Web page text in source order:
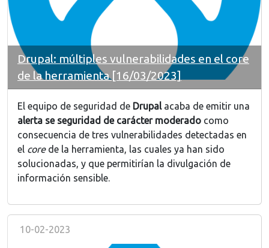
Drupal: múltiples vulnerabilidades en el core
de la herramienta [16/03/2023]
El equipo de seguridad de Drupalacaba de emitir una
alerta se seguridad de carácter moderado como
consecuencia de tres vulnerabilidades detectadas en
el core de la herramienta, las cuales ya han sido
solucionadas, y que permitirían la divulgación de
información sensible.
10-02-2023